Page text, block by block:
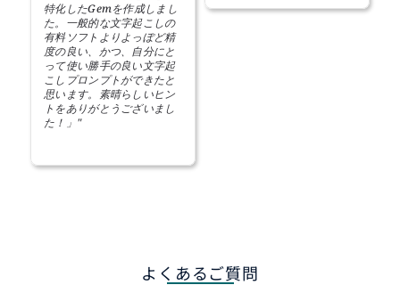
特化したGemを作成しまし
た。一般的な文字起こしの
有料ソフトよりよっぽど精
度の良い、かつ、自分にと
って使い勝手の良い文字起
こしプロンプトができたと
思います。素晴らしいヒン
トをありがとうございまし
た！」"
よくあるご質問